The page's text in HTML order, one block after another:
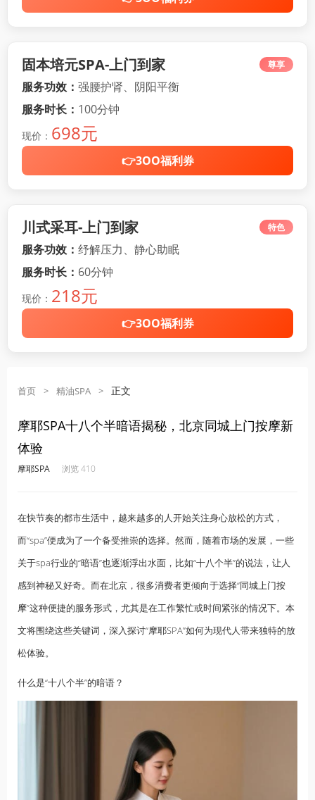
固本培元SPA-上门到家 尊享
服务功效： 强腰护肾、阴阳平衡
服务时长： 100分钟
现价： 698元
👉3OO福利券
川式采耳-上门到家 特色
服务功效： 纾解压力、静心助眠
服务时长： 60分钟
现价： 218元
👉3OO福利券
首页 > 精油SPA > 正文
摩耶SPA十八个半暗语揭秘，北京同城上门按摩新
体验
摩耶SPA 浏览 410
在快节奏的都市生活中，越来越多的人开始关注身心放松的方式，
而“spa”便成为了一个备受推崇的选择。然而，随着市场的发展，一些
关于spa行业的“暗语”也逐渐浮出水面，比如“十八个半”的说法，让人
感到神秘又好奇。而在北京，很多消费者更倾向于选择“同城上门按
摩”这种便捷的服务形式，尤其是在工作繁忙或时间紧张的情况下。本
文将围绕这些关键词，深入探讨“摩耶SPA”如何为现代人带来独特的放
松体验。
什么是“十八个半”的暗语？